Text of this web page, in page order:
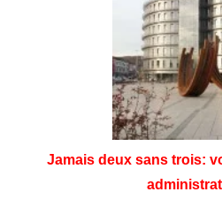
Jamais deux sans trois: